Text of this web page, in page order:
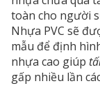
toàn cho người
Nhựa PVC sẽ
mẫu để định
nhựa cao giúp
gấp nhiều lần